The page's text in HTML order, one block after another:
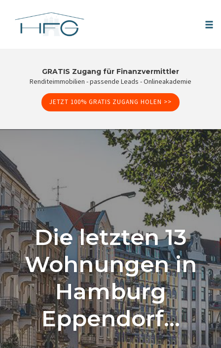
GRATIS Zugang für Finanzvermittler
Renditeimmobilien - passende Leads - Onlineakademie
JETZT 100% GRATIS ZUGANG HOLEN >>
Die letzten 13
Wohnungen in
Hamburg
Eppendorf…